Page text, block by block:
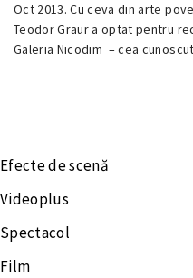
18
OCTOMBRIE
0
Oct 2013. Cu ceva din arte
Teodor Graur a optat pentru
Galeria Nicodim – cea
Efecte de scenă
Videoplus
Spectacol
Film